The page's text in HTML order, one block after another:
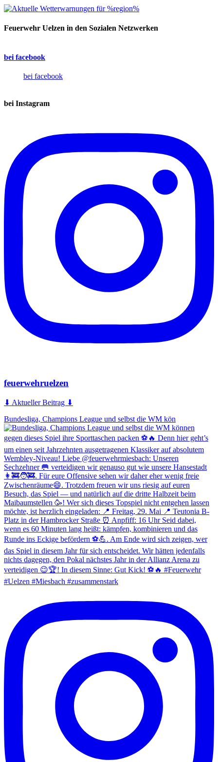
Feuerwehr Uelzen in den Sozialen Netzwerken
bei facebook
bei facebook
bei Instagram
feuerwehruelzen
⬇ Aktueller Beitrag ⬇
Bundesliga, Champions League und selbst die WM kön